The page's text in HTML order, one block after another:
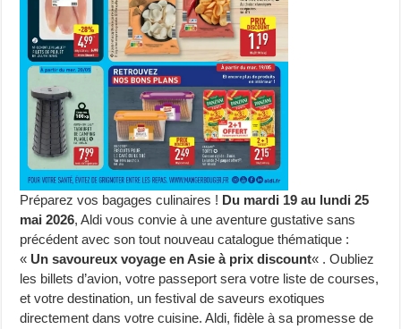
Préparez vos bagages culinaires ! Du mardi 19 au lundi 25
mai 2026, Aldi vous convie à une aventure gustative sans
précédent avec son tout nouveau catalogue thématique :
« Un savoureux voyage en Asie à prix discount« . Oubliez
les billets d’avion, votre passeport sera votre liste de courses,
et votre destination, un festival de saveurs exotiques
directement dans votre cuisine. Aldi, fidèle à sa promesse de